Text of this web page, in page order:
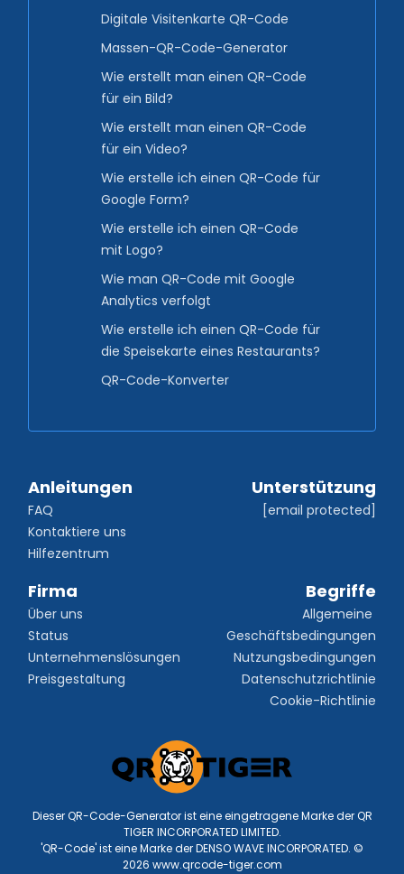
Digitale Visitenkarte QR-Code
Massen-QR-Code-Generator
Wie erstellt man einen QR-Code
für ein Bild?
Wie erstellt man einen QR-Code
für ein Video?
Wie erstelle ich einen QR-Code für
Google Form?
Wie erstelle ich einen QR-Code
mit Logo?
Wie man QR-Code mit Google
Analytics verfolgt
Wie erstelle ich einen QR-Code für
die Speisekarte eines Restaurants?
QR-Code-Konverter
Anleitungen
FAQ
Kontaktiere uns
Hilfezentrum
Unterstützung
[email protected]
Firma
Über uns
Status
Unternehmenslösungen
Preisgestaltung
Begriffe
Allgemeine
Geschäftsbedingungen
Nutzungsbedingungen
Datenschutzrichtlinie
Cookie-Richtlinie
Dieser QR-Code-Generator ist eine eingetragene Marke der QR
TIGER INCORPORATED LIMITED.
'QR-Code' ist eine Marke der DENSO WAVE INCORPORATED. ©
2026 www.qrcode-tiger.com